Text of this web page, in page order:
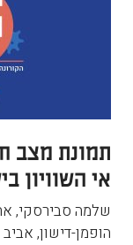
אי השוויון
שלמה סבירסקי,
הופמן-דישון,